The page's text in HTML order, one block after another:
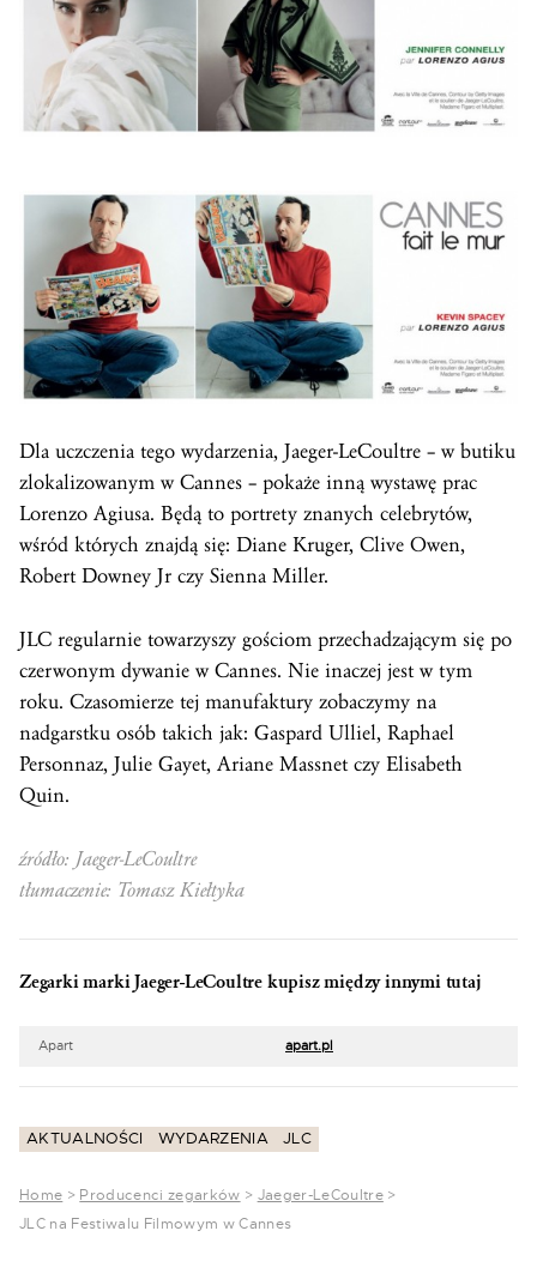
Dla uczczenia tego wydarzenia, Jaeger-LeCoultre – w butiku
zlokalizowanym w Cannes – pokaże inną wystawę prac
Lorenzo Agiusa. Będą to portrety znanych celebrytów,
wśród których znajdą się: Diane Kruger, Clive Owen,
Robert Downey Jr czy Sienna Miller.
JLC regularnie towarzyszy gościom przechadzającym się po
czerwonym dywanie w Cannes. Nie inaczej jest w tym
roku. Czasomierze tej manufaktury zobaczymy na
nadgarstku osób takich jak: Gaspard Ulliel, Raphael
Personnaz, Julie Gayet, Ariane Massnet czy Elisabeth
Quin.
źródło: Jaeger-LeCoultre
tłumaczenie: Tomasz Kiełtyka
Zegarki marki Jaeger-LeCoultre kupisz między innymi tutaj
Apart apart.pl
AKTUALNOŚCI WYDARZENIA JLC
Home > Producenci zegarków > Jaeger-LeCoultre>
JLC na Festiwalu Filmowym w Cannes